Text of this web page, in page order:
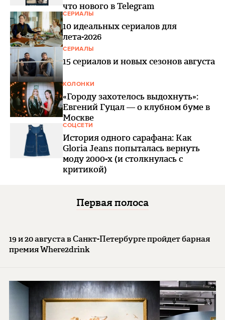
что нового в Telegram
СЕРИАЛЫ
10 идеальных сериалов для
лета-2026
СЕРИАЛЫ
15 сериалов и новых сезонов августа
КОЛОНКИ
«Городу захотелось выдохнуть»:
Евгений Гуцал — о клубном буме в
Москве
СОЦСЕТИ
История одного сарафана: Как
Gloria Jeans попыталась вернуть
моду 2000-х (и столкнулась с
критикой)
Первая полоса
19 и 20 августа в Санкт-Петербурге пройдет барная
премия Where2drink